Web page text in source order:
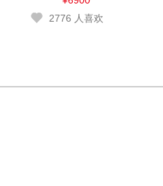
2776 人喜欢